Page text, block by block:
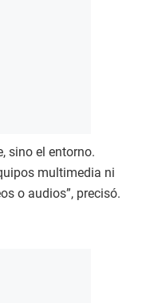
sino el entorno.
multimedia ni
o audios”, precisó.